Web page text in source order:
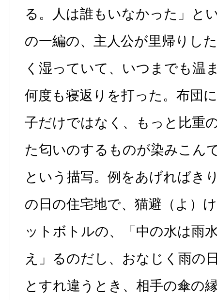
る。人は誰もいなかった」と
の一編の、主人公が里帰りし
く湿っていて、いつまでも温
何度も寝返りを打った。布団
子だけではなく、もっと比重
た匂いのするものが染みこん
という描写。例をあげればき
の日の住宅地で、猫避（よ）
ットボトルの、「中の水は雨
え」るのだし、おなじく雨の
とすれ違うとき、相手の傘の